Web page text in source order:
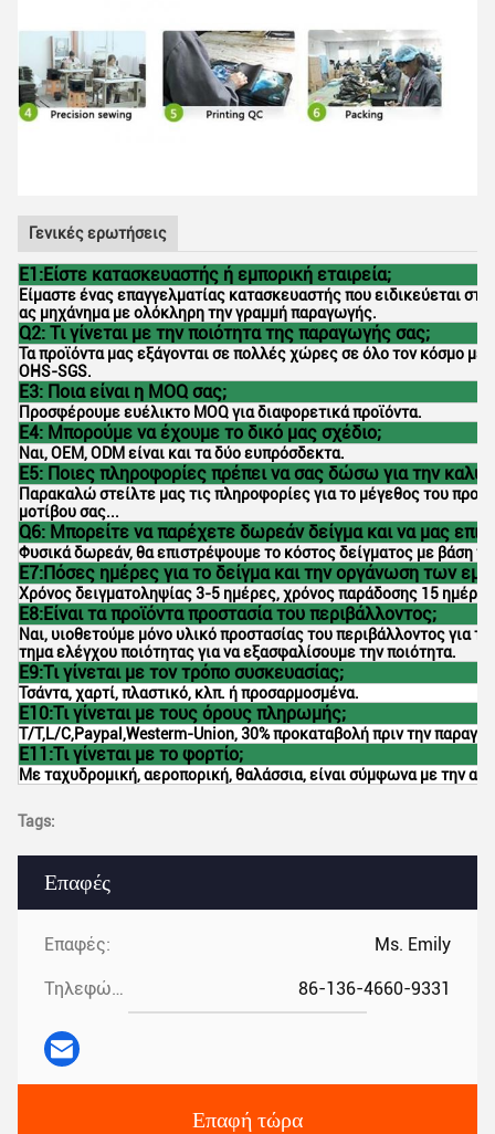
Επαφές
Επαφές: Ms. Emily
Τηλεφώνημα: 86-136-4660-9331
Επαφή τώρα
Γενικές ερωτήσεις
Ε1:Είστε κατασκευαστής ή εμπορική εταιρεία;
Είμαστε ένας επαγγελματίας κατασκευαστής που ειδικεύεται
ας μηχάνημα με ολόκληρη την γραμμή παραγωγής.
Q2: Τι γίνεται με την ποιότητα της παραγωγής σας;
Τα προϊόντα μας εξάγονται σε πολλές χώρες σε όλο τον κόσμο με
OHS-SGS.
Ε3: Ποια είναι η MOQ σας;
Προσφέρουμε ευέλικτο MOQ για διαφορετικά προϊόντα.
Ε4: Μπορούμε να έχουμε το δικό μας σχέδιο;
Ναι, OEM, ODM είναι και τα δύο ευπρόσδεκτα.
Ε5: Ποιες πληροφορίες πρέπει να σας δώσω για την
Παρακαλώ στείλτε μας τις πληροφορίες για το μέγεθος του
μοτίβου σας...
Q6: Μπορείτε να παρέχετε δωρεάν δείγμα και να μας
Φυσικά δωρεάν, θα επιστρέψουμε το κόστος δείγματος με βάση
Ε7:Πόσες ημέρες για το δείγμα και την οργάνωση των
Χρόνος δειγματοληψίας 3-5 ημέρες, χρόνος παράδοσης 15
Ε8:Είναι τα προϊόντα προστασία του περιβάλλοντος;
Ναι, υιοθετούμε μόνο υλικό προστασίας του περιβάλλοντος για
τημα ελέγχου ποιότητας για να εξασφαλίσουμε την ποιότητα.
Ε9:Τι γίνεται με τον τρόπο συσκευασίας;
Τσάντα, χαρτί, πλαστικό, κλπ. ή προσαρμοσμένα.
Ε10:Τι γίνεται με τους όρους πληρωμής;
T/T,L/C,Paypal,Westerm-Union, 30% προκαταβολή πριν την
Ε11:Τι γίνεται με το φορτίο;
Με ταχυδρομική, αεροπορική, θαλάσσια, είναι σύμφωνα με την
Tags: